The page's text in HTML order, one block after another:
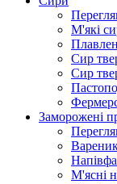
М'які
Сир
Сир
Заморожені
М'ясні